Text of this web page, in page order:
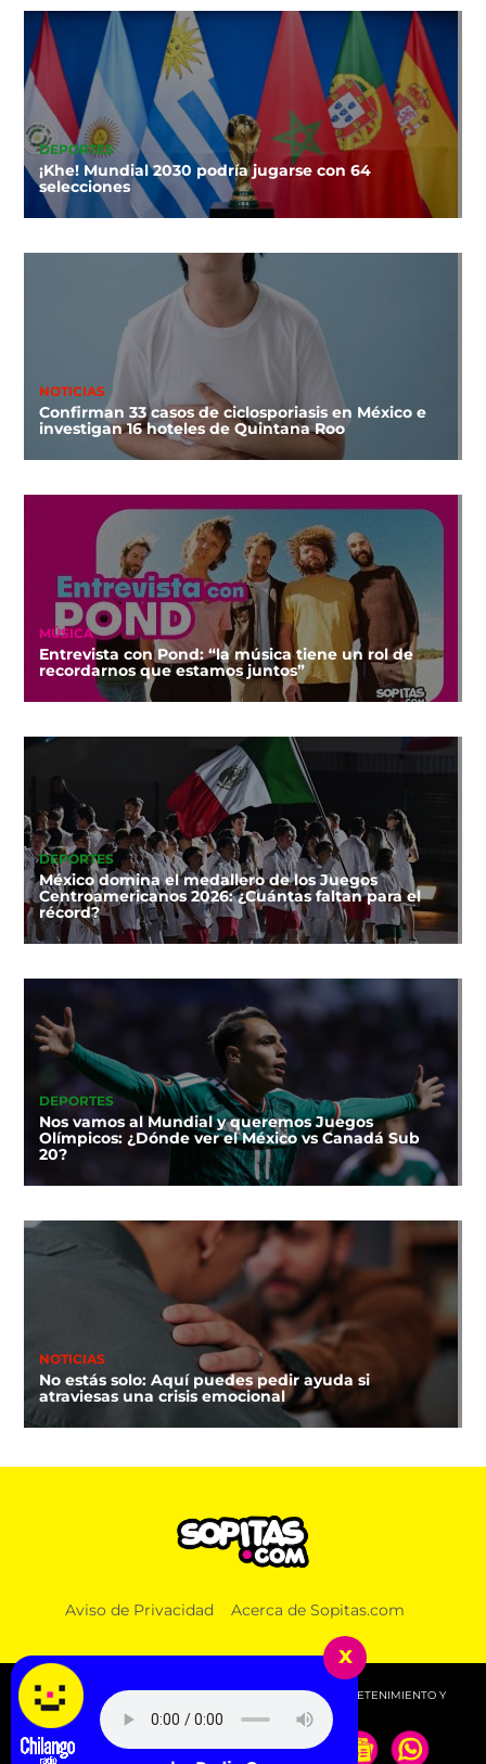
DEPORTES
¡Khe! Mundial 2030 podría jugarse con 64
selecciones
NOTICIAS
Confirman 33 casos de ciclosporiasis en México e
investigan 16 hoteles de Quintana Roo
MÚSICA
Entrevista con Pond: “la música tiene un rol de
recordarnos que estamos juntos”
DEPORTES
México domina el medallero de los Juegos
Centroamericanos 2026: ¿Cuántas faltan para el
récord?
DEPORTES
Nos vamos al Mundial y queremos Juegos
Olímpicos: ¿Dónde ver el México vs Canadá Sub
20?
NOTICIAS
No estás solo: Aquí puedes pedir ayuda si
atraviesas una crisis emocional
Aviso de Privacidad Acerca de Sopitas.com
© 2026 SOPITAS.COM - MÚSICA, NOTICIAS, DEPORTES, ENTRETENIMIENTO Y
MÁS!.
x